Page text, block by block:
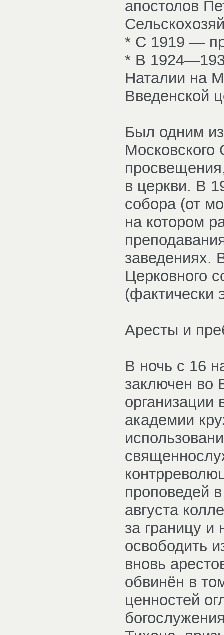
апостолов
* С 1919 —
* В
Наталии на
Введенской
Был одним
в церкви. В
собора (от
на котором
заведениях.
Церковного
(фактически
Аресты и
В ночь с 16
заключен во
организации
академии
проповедей
августа
за границу и
освободить
вновь
обвинён в
ценностей